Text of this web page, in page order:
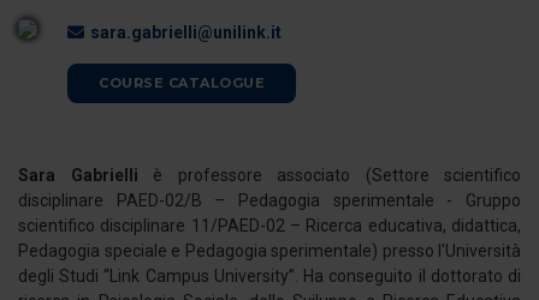
sara.gabrielli@unilink.it
COURSE CATALOGUE
Sara Gabrielli è professore associato (Settore scientifico
disciplinare PAED-02/B – Pedagogia sperimentale - Gruppo
scientifico disciplinare 11/PAED-02 – Ricerca educativa, didattica,
Pedagogia speciale e Pedagogia sperimentale) presso l'Università
degli Studi “Link Campus University”. Ha conseguito il dottorato di